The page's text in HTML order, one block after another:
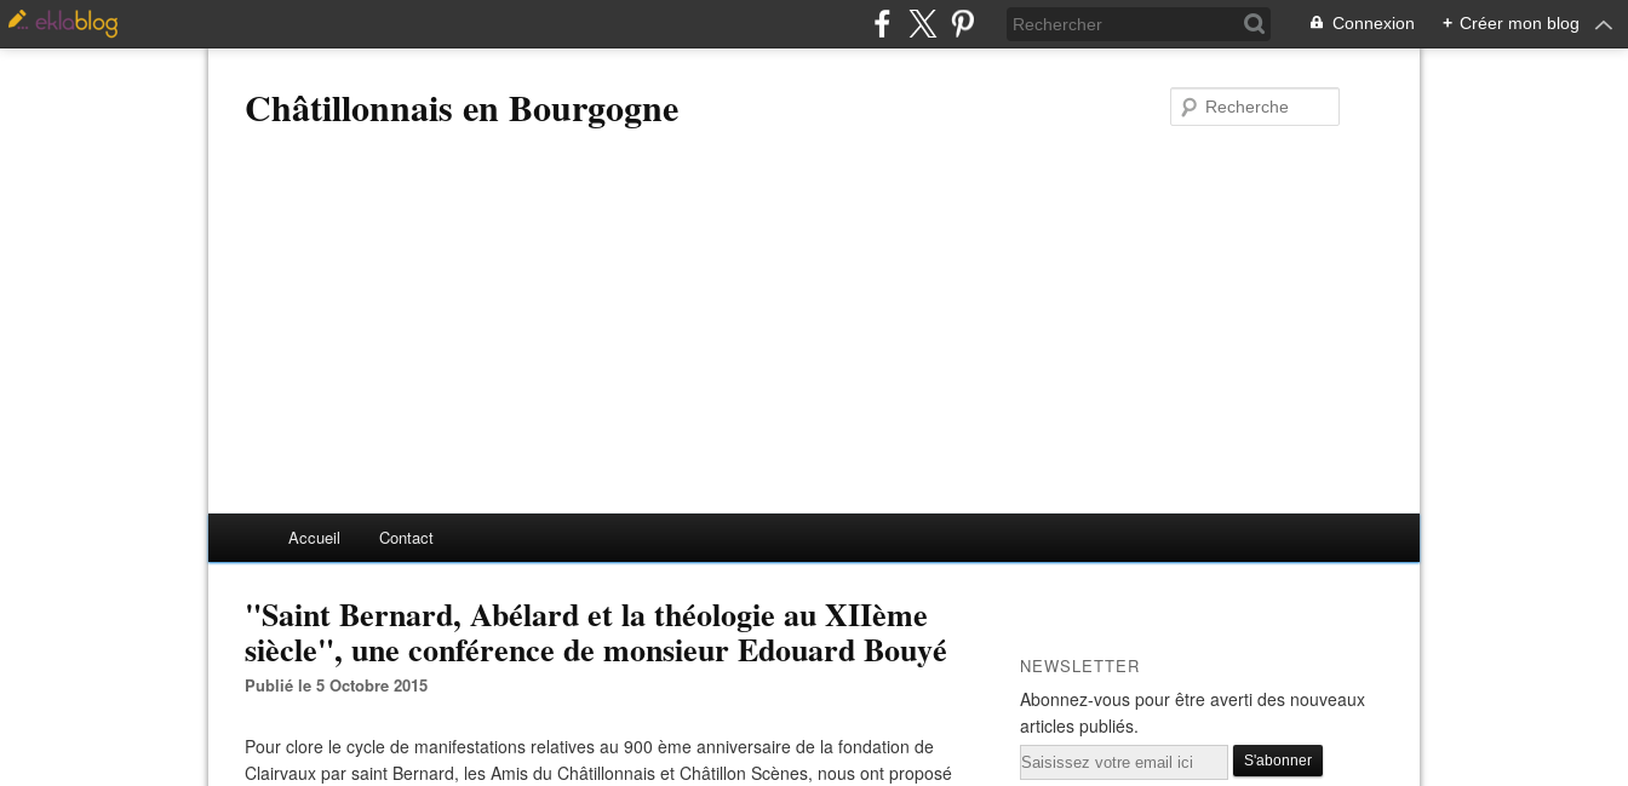
Connexion + Créer mon blog
Châtillonnais en Bourgogne
Accueil Contact
"Saint Bernard, Abélard et la théologie au XIIème
siècle", une conférence de monsieur Edouard Bouyé
Publié le 5 Octobre 2015
Pour clore le cycle de manifestations relatives au 900 ème anniversaire de la fondation de
Clairvaux par saint Bernard, les Amis du Châtillonnais et Châtillon Scènes, nous ont proposé
NEWSLETTER
Abonnez-vous pour être averti des nouveaux
articles publiés.
Email